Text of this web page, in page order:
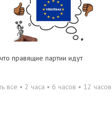
правящие партии идут
все • 2 часа • 6 часов • 12 часов